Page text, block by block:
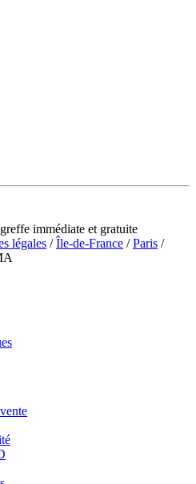
immédiate et gratuite
légales /Île-de-France /Paris /